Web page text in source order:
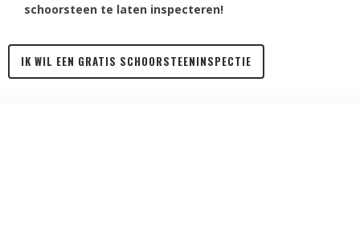
schoorsteen te laten inspecteren!
IK WIL EEN GRATIS SCHOORSTEENINSPECTIE